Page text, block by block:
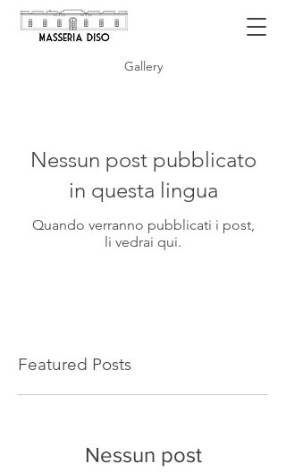
Gallery
Nessun post pubblicato
in questa lingua
Quando verranno pubblicati i post,
li vedrai qui.
Featured Posts
Nessun post